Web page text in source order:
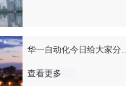
华一自动化今日给大家分享
一下台湾赛福 SKD 间歇分
查看更多